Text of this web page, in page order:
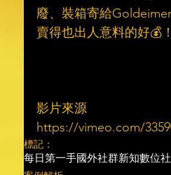
廢、裝箱寄給
賣得也出人意料的好💰！
影片來源
https://vimeo.com/
標記：
每日第一手國外社群新知數位